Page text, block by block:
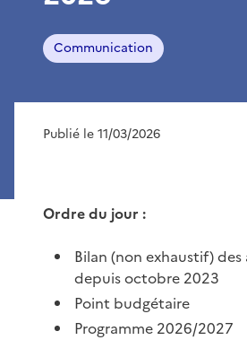
Communication
Publié le 11/03/2026
Ordre du jour :
Bilan (non exhaustif) des
depuis octobre 2023
Point budgétaire
Programme 2026/2027